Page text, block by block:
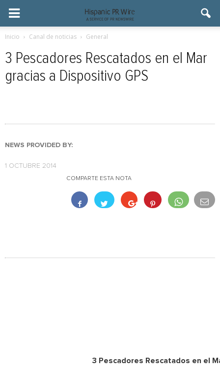
Inicio Canal de noticias General
3 Pescadores Rescatados en el Mar
gracias a Dispositivo GPS
NEWS PROVIDED BY:
1 OCTUBRE 2014
COMPARTE ESTA NOTA
3 Pescadores Rescatados en el